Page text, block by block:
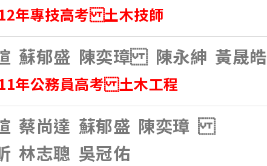
年專技高考 土木技師
蘇郁盛 陳奕璋 陳永紳 黃晟皓
年公務員高考 土木工程
蔡尚達 蘇郁盛 陳奕璋
林志聰 吳冠佑